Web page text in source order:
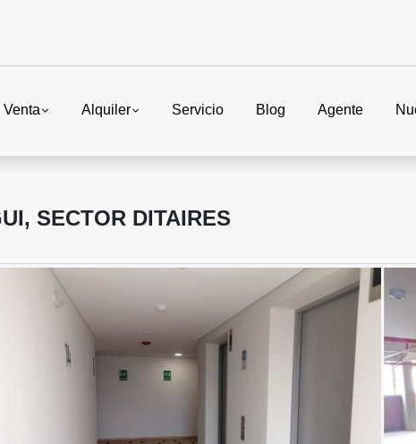
Venta Alquiler Servicio Blog Agente
SECTOR DITAIRES